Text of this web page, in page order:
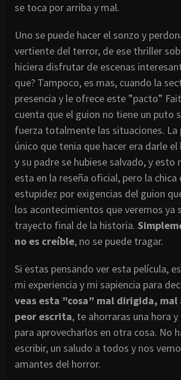
se toca por arriba y mal.
Uno se puede hacer el sonzo y
vertiente del terror, de ese thriller
hiciera disfrutar de escenas
que? Tampoco, es mas, cuando la
presencia y le ofrece este ”pacto”
cuenta que el guion no tiene un puto
fuerza totalmente las situaciones.
único que tenia que hacer era darle el
y su padre se hubiese salvado, y esto
esta en la reseña oficial, pero la chica
estupidez por exigencias del guion
los acontecimientos que veremos ya
trayecto final de la historia.
no es creíble, no se puede tragar.
Si estas pensando ver esta película,
mi experiencia y mi sapiencia para
veas esta ”cosa” mal dirigida,
peor escrita, te ahorraras una hora
para aprovecharlos en otra cosa. No
escribir, un saludo a todos y nos
amantes del horror.